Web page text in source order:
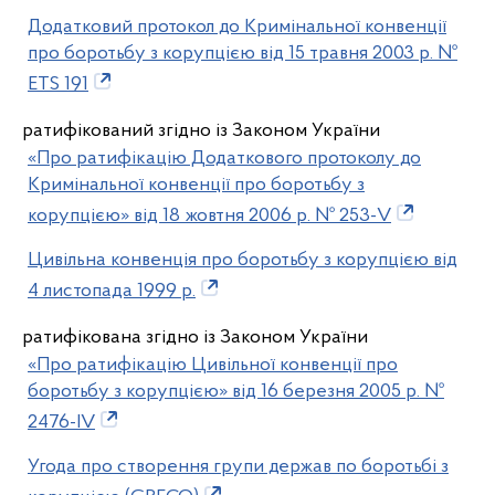
Додатковий протокол до Кримінальної конвенції
про боротьбу з корупцією від 15 травня 2003 р. №
ETS 191
ратифікований згідно із Законом України
«Про ратифікацію Додаткового протоколу до
Кримінальної конвенції про боротьбу з
корупцією» від 18 жовтня 2006 р. № 253-V
Цивільна конвенція про боротьбу з корупцією від
4 листопада 1999 р.
ратифікована згідно із Законом України
«Про ратифікацію Цивільної конвенції про
боротьбу з корупцією» від 16 березня 2005 р. №
2476-IV
Угода про створення групи держав по боротьбі з